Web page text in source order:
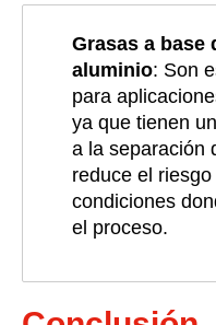
Grasas a base
aluminio: Son
para
ya que tienen
a la separación
reduce el
condiciones
el proceso.